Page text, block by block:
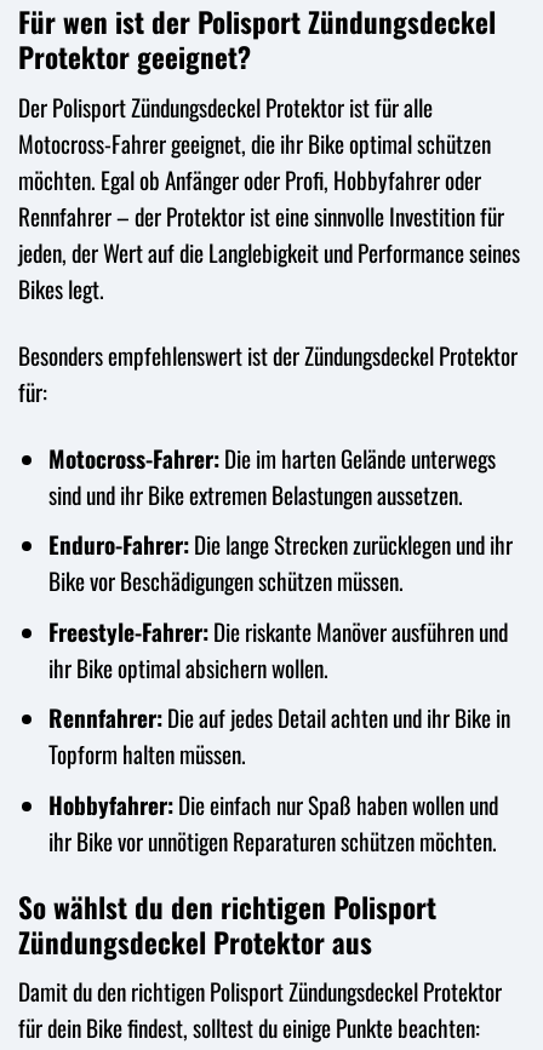
Für wen ist der Polisport Zündungsdeckel
Protektor geeignet?
Der Polisport Zündungsdeckel Protektor ist für alle
Motocross-Fahrer geeignet, die ihr Bike optimal schützen
möchten. Egal ob Anfänger oder Profi, Hobbyfahrer oder
Rennfahrer – der Protektor ist eine sinnvolle Investition für
jeden, der Wert auf die Langlebigkeit und Performance seines
Bikes legt.
Besonders empfehlenswert ist der Zündungsdeckel Protektor
für:
Motocross-Fahrer:Die im harten Gelände unterwegs
sind und ihr Bike extremen Belastungen aussetzen.
Enduro-Fahrer:Die lange Strecken zurücklegen und ihr
Bike vor Beschädigungen schützen müssen.
Freestyle-Fahrer:Die riskante Manöver ausführen und
ihr Bike optimal absichern wollen.
Rennfahrer:Die auf jedes Detail achten und ihr Bike in
Topform halten müssen.
Hobbyfahrer:Die einfach nur Spaß haben wollen und
ihr Bike vor unnötigen Reparaturen schützen möchten.
So wählst du den richtigen Polisport
Zündungsdeckel Protektor aus
Damit du den richtigen Polisport Zündungsdeckel Protektor
für dein Bike findest, solltest du einige Punkte beachten: